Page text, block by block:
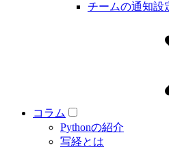
チームの通知設
コラム
Pythonの紹介
写経とは